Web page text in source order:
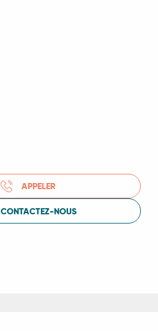
APPELER
CONTACTEZ-NOUS